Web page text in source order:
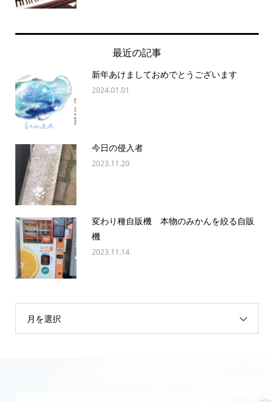
最近の記事
新年あけましておめでとうございます
2024.01.01
今日の侵入者
2023.11.20
変わり種自販機 本物のみかんを絞る自販
機
2023.11.14
月を選択